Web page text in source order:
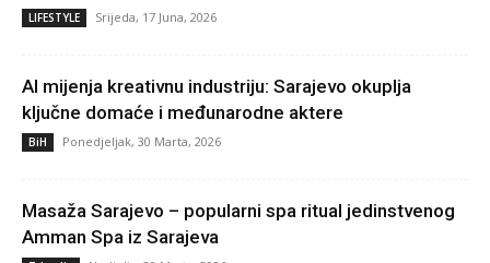
LIFESTYLE Srijeda, 17 Juna, 2026
AI mijenja kreativnu industriju: Sarajevo okuplja
ključne domaće i međunarodne aktere
BiH Ponedjeljak, 30 Marta, 2026
Masaža Sarajevo – popularni spa ritual jedinstvenog
Amman Spa iz Sarajeva